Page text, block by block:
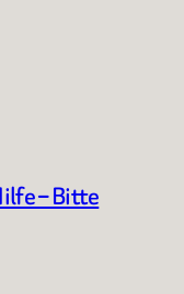
– Bitte